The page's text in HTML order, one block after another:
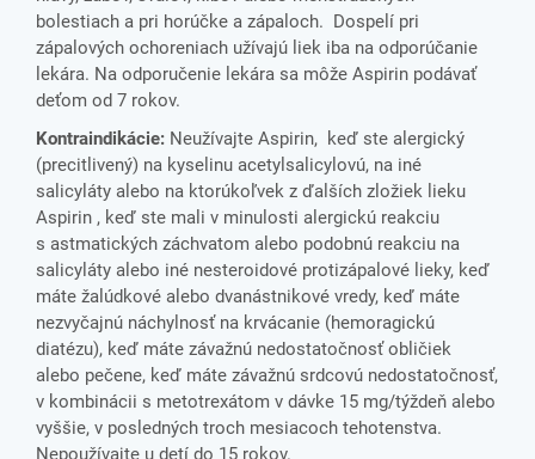
bolestiach a pri horúčke a zápaloch. Dospelí pri
zápalových ochoreniach užívajú liek iba na odporúčanie
lekára. Na odporučenie lekára sa môže Aspirin podávať
deťom od 7 rokov.
Kontraindikácie: Neužívajte Aspirin, keď ste alergický
(precitlivený) na kyselinu acetylsalicylovú, na iné
salicyláty alebo na ktorúkoľvek z ďalších zložiek lieku
Aspirin , keď ste mali v minulosti alergickú reakciu
s astmatických záchvatom alebo podobnú reakciu na
salicyláty alebo iné nesteroidové protizápalové lieky, keď
máte žalúdkové alebo dvanástnikové vredy, keď máte
nezvyčajnú náchylnosť na krvácanie (hemoragickú
diatézu), keď máte závažnú nedostatočnosť obličiek
alebo pečene, keď máte závažnú srdcovú nedostatočnosť,
v kombinácii s metotrexátom v dávke 15 mg/týždeň alebo
vyššie, v posledných troch mesiacoch tehotenstva.
Nepoužívajte u detí do 15 rokov.